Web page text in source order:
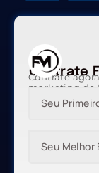
Contrate
Contrate
marketing do